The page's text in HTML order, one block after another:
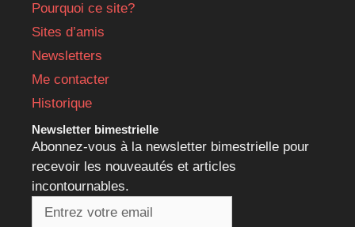
Pourquoi ce site?
Sites d’amis
Newsletters
Me contacter
Historique
Newsletter bimestrielle
Abonnez-vous à la newsletter bimestrielle pour
recevoir les nouveautés et articles
incontournables.